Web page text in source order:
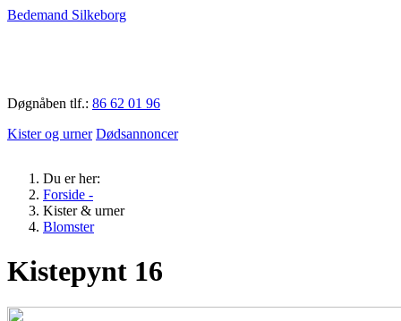
Bedemand Silkeborg
Døgnåben tlf.: 86 62 01 96
Kister og urner Dødsannoncer
Du er her:
Forside -
Kister & urner
Blomster
Kistepynt 16